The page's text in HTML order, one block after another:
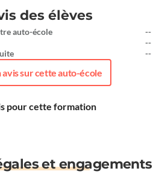
des élèves
auto-école
--
--
--
avis sur cette auto-école
pour cette formation
et engagements